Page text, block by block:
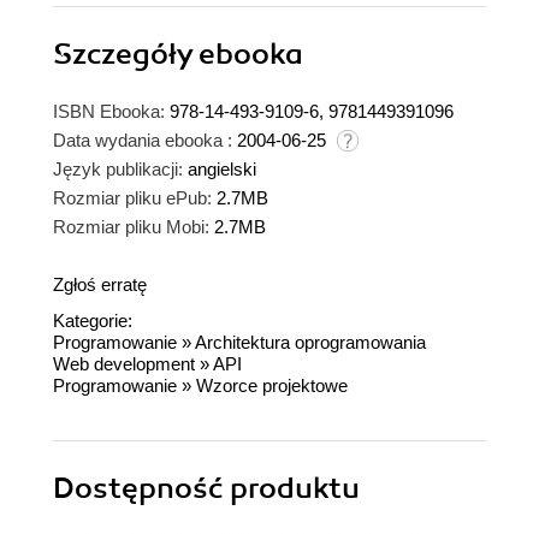
Szczegółyebooka
ISBN Ebooka: 978-14-493-9109-6, 9781449391096
Data wydania ebooka : 2004-06-25
Język publikacji: angielski
Rozmiar pliku ePub: 2.7MB
Rozmiar pliku Mobi: 2.7MB
Zgłoś erratę
Kategorie:
Programowanie »Architektura oprogramowania
Web development »API
Programowanie » Wzorce projektowe
Dostępność produktu